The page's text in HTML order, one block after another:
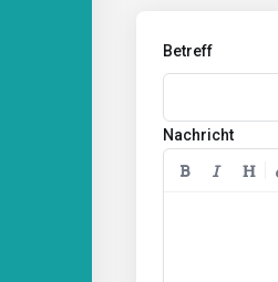
Betreff
Nachricht